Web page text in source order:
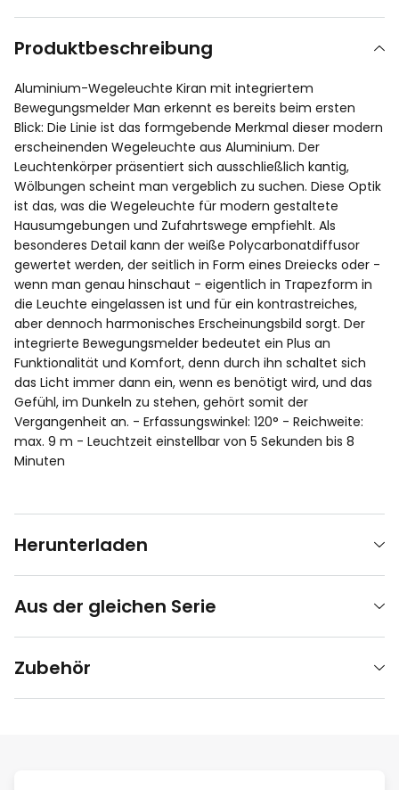
Produktbeschreibung
Aluminium-Wegeleuchte Kiran mit integriertem
Bewegungsmelder Man erkennt es bereits beim ersten
Blick: Die Linie ist das formgebende Merkmal dieser modern
erscheinenden Wegeleuchte aus Aluminium. Der
Leuchtenkörper präsentiert sich ausschließlich kantig,
Wölbungen scheint man vergeblich zu suchen. Diese Optik
ist das, was die Wegeleuchte für modern gestaltete
Hausumgebungen und Zufahrtswege empfiehlt. Als
besonderes Detail kann der weiße Polycarbonatdiffusor
gewertet werden, der seitlich in Form eines Dreiecks oder -
wenn man genau hinschaut - eigentlich in Trapezform in
die Leuchte eingelassen ist und für ein kontrastreiches,
aber dennoch harmonisches Erscheinungsbild sorgt. Der
integrierte Bewegungsmelder bedeutet ein Plus an
Funktionalität und Komfort, denn durch ihn schaltet sich
das Licht immer dann ein, wenn es benötigt wird, und das
Gefühl, im Dunkeln zu stehen, gehört somit der
Vergangenheit an. - Erfassungswinkel: 120° - Reichweite:
max. 9 m - Leuchtzeit einstellbar von 5 Sekunden bis 8
Minuten
Herunterladen
Aus der gleichen Serie
Zubehör